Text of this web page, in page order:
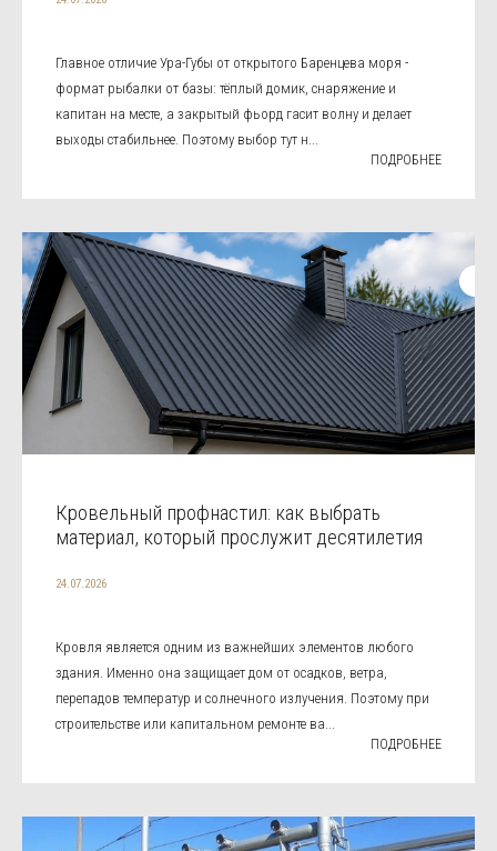
Главное отличие Ура-Губы от открытого Баренцева моря -
формат рыбалки от базы: тёплый домик, снаряжение и
капитан на месте, а закрытый фьорд гасит волну и делает
выходы стабильнее. Поэтому выбор тут н...
ПОДРОБНЕЕ
Кровельный профнастил: как выбрать
материал, который прослужит десятилетия
24.07.2026
Кровля является одним из важнейших элементов любого
здания. Именно она защищает дом от осадков, ветра,
перепадов температур и солнечного излучения. Поэтому при
строительстве или капитальном ремонте ва...
ПОДРОБНЕЕ